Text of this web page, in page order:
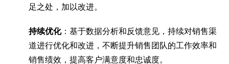
足之处，加以改进。
持续优化：基于数据分析和反馈意见，持续对销售渠
道进行优化和改进，不断提升销售团队的工作效率和
销售绩效，提高客户满意度和忠诚度。